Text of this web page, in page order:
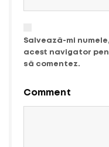
Salvează-mi
acest navigator
să comentez.
Comment